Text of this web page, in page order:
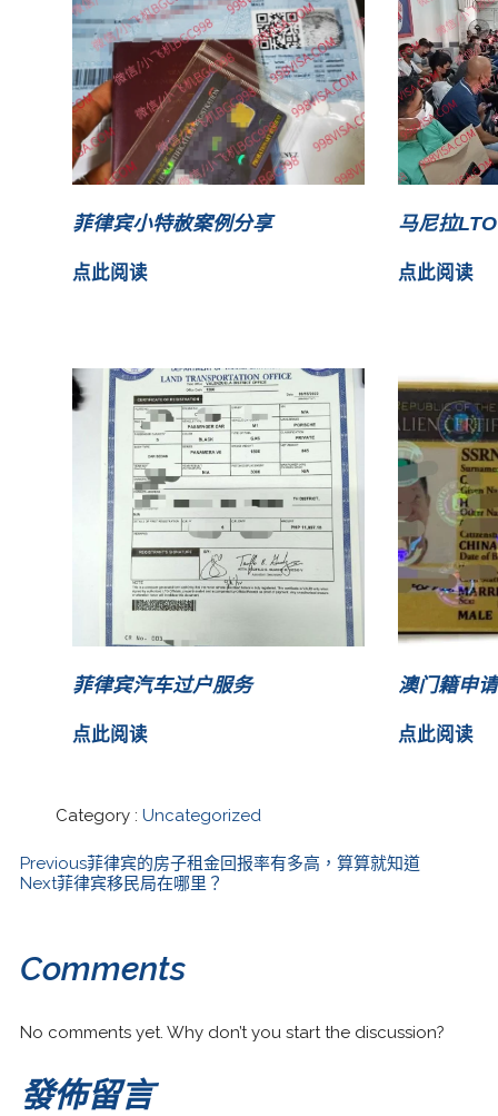
菲律宾小特赦案例分享
点此阅读
马尼拉
点此阅读
菲律宾汽车过户服务
点此阅读
澳门籍申
点此阅读
Category : Uncategorized
Previous菲律宾的房子租金回报率有多高，算算就知道
Next菲律宾移民局在哪里？
Comments
No comments yet. Why don’t you start the discussion?
發佈留言